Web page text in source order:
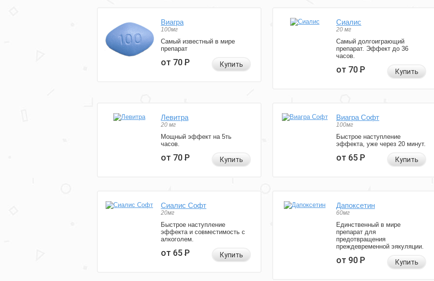
Виагра
100мг
Самый известный в мире
препарат
от 70Р Купить
Сиалис
20 мг
Самый долгоиграющий
препарат. Эффект до 36
часов.
от 70Р Купить
Левитра
20 мг
Мощный эффект на 5ть
часов.
от 70Р Купить
Виагра Софт
100мг
Быстрое наступление
эффекта, уже через 20 минут.
от 65Р Купить
Сиалис Софт
20мг
Быстрое наступление
эффекта и совместимость с
алкоголем.
от 65Р Купить
Дапоксетин
60мг
Единственный в мире
препарат для
предотвращения
преждевременной эякуляции.
от 90Р Купить